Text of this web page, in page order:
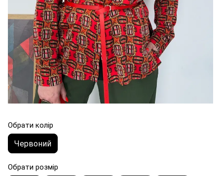
Обрати колір
Червоний
Обрати розмір